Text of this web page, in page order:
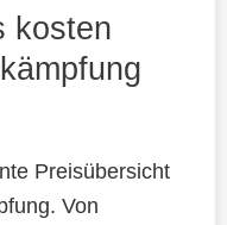
kosten
Preisübersicht
Von